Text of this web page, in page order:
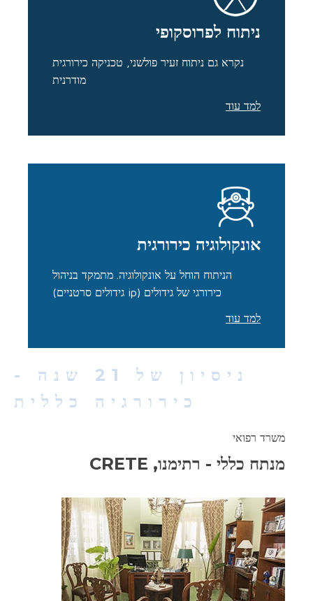
ניתוח לפרוסקופי
נקרא גם ניתוח זעיר פולשני, טכניקה כירורגית
מודרנית
למד עוד
אונקולוגיה כירורגית
הניתוח הוחל על אונקולוגיה. מתמקד בניהול
כירורגי של גידולים (ip גידולים סרטניים)
למד עוד
ניסיון של 21 שנה -
כירורגיה כללית
משרד רפואי
מנתח כללי - רתימנו, CRETE